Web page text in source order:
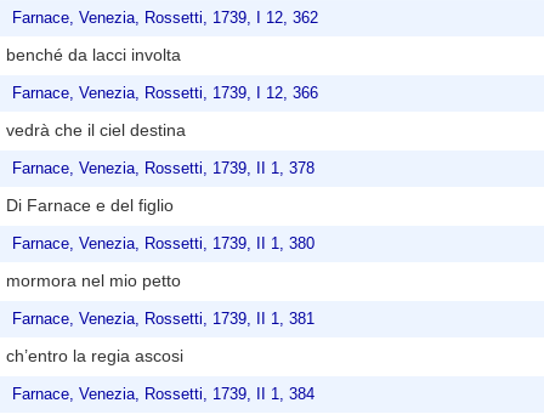
Farnace, Venezia, Rossetti, 1739, I 12, 362
benché da lacci involta
Farnace, Venezia, Rossetti, 1739, I 12, 366
vedrà che il ciel destina
Farnace, Venezia, Rossetti, 1739, II 1, 378
Di Farnace e del figlio
Farnace, Venezia, Rossetti, 1739, II 1, 380
mormora nel mio petto
Farnace, Venezia, Rossetti, 1739, II 1, 381
ch’entro la regia ascosi
Farnace, Venezia, Rossetti, 1739, II 1, 384